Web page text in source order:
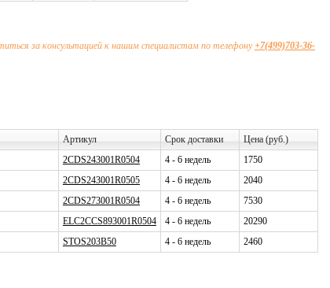
за консультацией к нашим специалистам по телефону+7(499)703-36-
Артикул Срок доставки
Цена (руб.)
2CDS243001R0504 4 - 6 недель
1750
2CDS243001R0505 4 - 6 недель
2040
2CDS273001R0504 4 - 6 недель
7530
ELC2CCS893001R0504 4 - 6 недель
20290
STOS203B50 4 - 6 недель 2460